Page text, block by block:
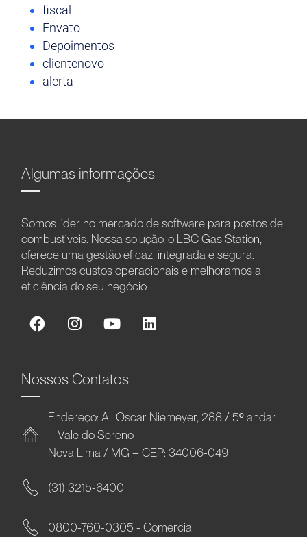
fiscal
Envato
Depoimentos
clientenovo
alerta
Algumas informações
Somos líder no mercado de software para postos de
combustíveis. Nossa solução, o LBC Gas Station,
oferece uma gestão eficaz, integrada e segura.
Reduzimos custos operacionais e melhoramos a
eficiência do seu negócio.
Nossos Contatos
Endereço: Al. Oscar Niemeyer, 288 / 5º andar
– Vale do Sereno
Nova Lima / MG – CEP: 34006-049
(31) 3215-6400
0800-760-0305 - Comercial